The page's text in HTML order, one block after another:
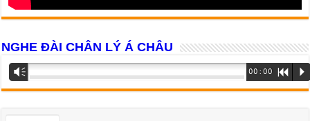
NGHE ĐÀI CHÂN LÝ Á CHÂU
Trình
phát
âm
Vm 00:00 R P